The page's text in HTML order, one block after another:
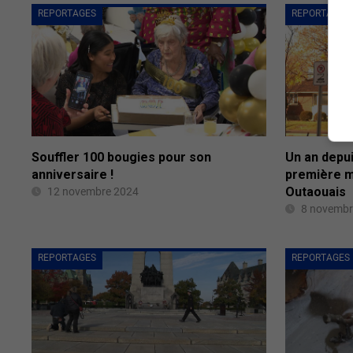
REPORTAGES
Souffler 100 bougies pour son
anniversaire !
12 novembre 2024
REPORTAGES
Un an
première
Outaouais
8
REPORTAGES REPORTAGES